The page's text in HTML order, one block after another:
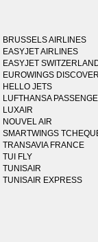
BRUSSELS AIRLINES
EASYJET AIRLINES
EASYJET
EUROWINGS DISCOVER
HELLO JETS
LUFTHANSA
LUXAIR
NOUVEL AIR
SMARTWINGS
TRANSAVIA FRANCE
TUI FLY
TUNISAIR
TUNISAIR EXPRESS